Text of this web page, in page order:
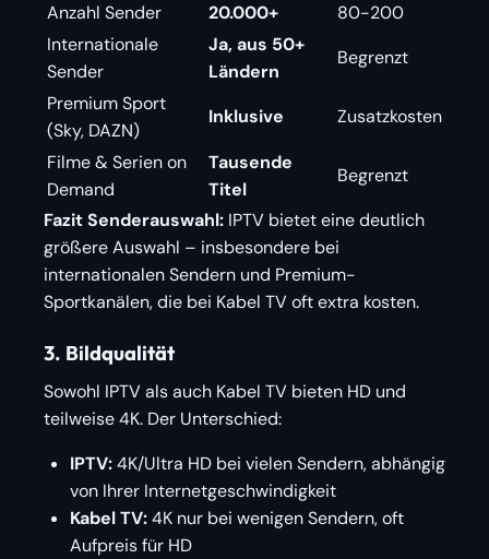
Anzahl Sender
20.000+
80-200
Internationale
Sender
Ja, aus 50+
Ländern
Begrenzt
Premium Sport
(Sky, DAZN)
Inklusive
Zusatzkosten
Filme & Serien on
Demand
Tausende
Titel
Begrenzt
Fazit Senderauswahl: IPTV bietet eine deutlich
größere Auswahl – insbesondere bei
internationalen Sendern und Premium-
Sportkanälen, die bei Kabel TV oft extra kosten.
3. Bildqualität
Sowohl IPTV als auch Kabel TV bieten HD und
teilweise 4K. Der Unterschied:
IPTV:4K/Ultra HD bei vielen Sendern, abhängig
von Ihrer Internetgeschwindigkeit
Kabel TV:4K nur bei wenigen Sendern, oft
Aufpreis für HD